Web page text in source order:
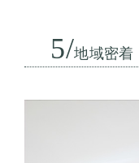
5/地域密着